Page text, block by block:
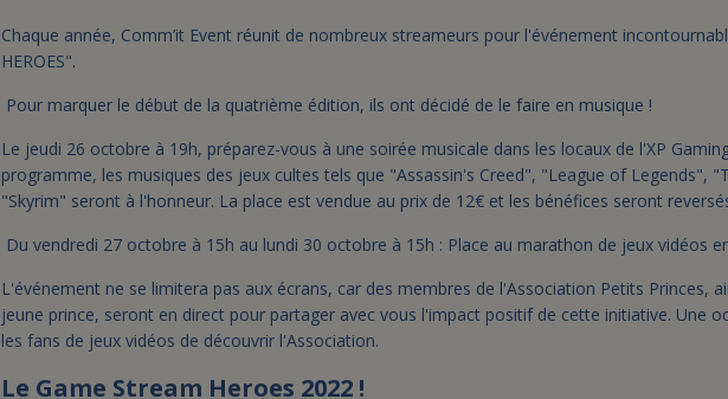
Chaque année, Comm’it Event réunit de nombreux streameurs pour l'événement
HEROES".
Pour marquer le début de la quatrième édition, ils ont décidé de le faire en musique !
Le jeudi 26 octobre à 19h, préparez-vous à une soirée musicale dans les locaux de l'XP
programme, les musiques des jeux cultes tels que "Assassin's Creed", "League of Legends",
"Skyrim" seront à l'honneur. La place est vendue au prix de 12€ et les bénéfices seront
Du vendredi 27 octobre à 15h au lundi 30 octobre à 15h : Place au marathon de jeux vidéos
L'événement ne se limitera pas aux écrans, car des membres de l'Association Petits Princes,
jeune prince, seront en direct pour partager avec vous l'impact positif de cette initiative. Une
les fans de jeux vidéos de découvrir l'Association.
Le Game Stream Heroes 2022 !